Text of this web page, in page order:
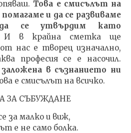
Това е смисълът на
и да се развиваме
се утвърдим като
И в крайна сметка ще
нас е творец изначално,
професия се е насочил.
в съзнанието ни
е смисълът на всичко.
ЗА СЪБУЖДАНЕ
за малко и виж,
е не само болка.